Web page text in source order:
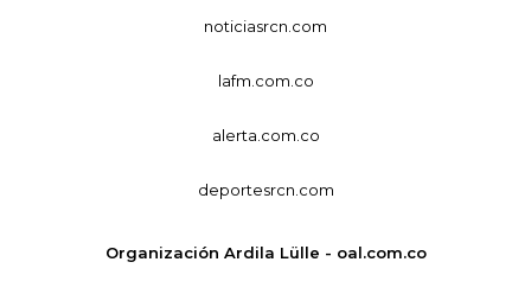
noticiasrcn.com
lafm.com.co
alerta.com.co
deportesrcn.com
Organización Ardila Lülle - oal.com.co